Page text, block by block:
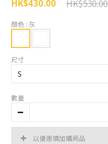
HK$530.00
HK$430.00
顏色 : 灰
尺寸
數量
以優惠價加購商品